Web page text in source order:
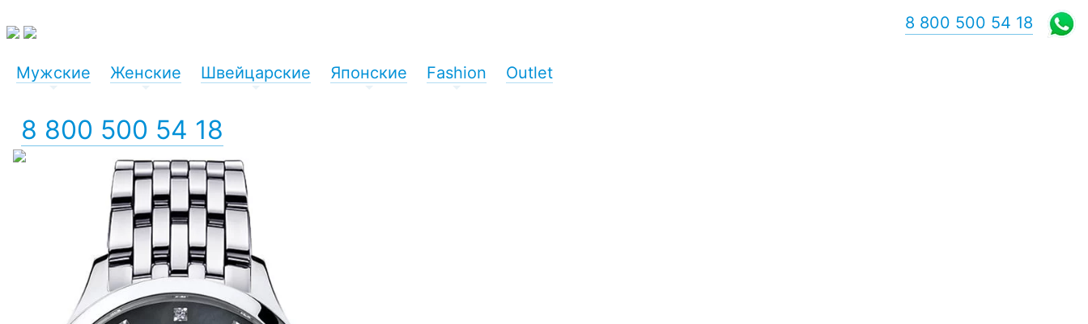
Мужские Женские Швейцарские Японские Fashion Outlet
8 800 500 54 18
8 800 500 54 18